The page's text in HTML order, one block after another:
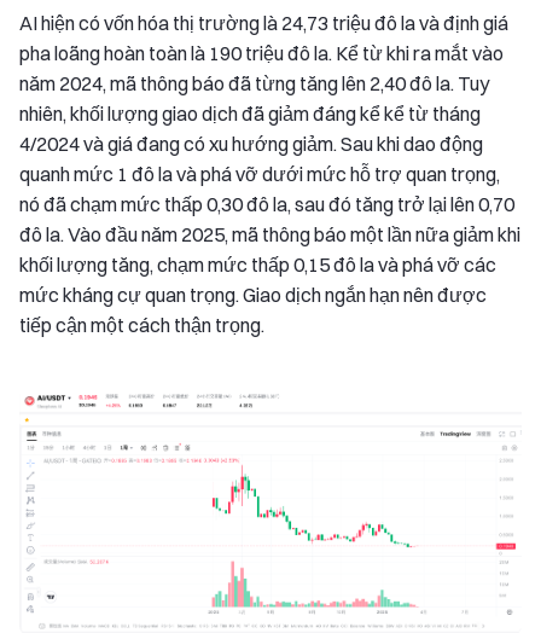
AI hiện có vốn hóa thị trường là 24,73 triệu đô la và định giá
pha loãng hoàn toàn là 190 triệu đô la. Kể từ khi ra mắt vào
năm 2024, mã thông báo đã từng tăng lên 2,40 đô la. Tuy
nhiên, khối lượng giao dịch đã giảm đáng kể kể từ tháng
4/2024 và giá đang có xu hướng giảm. Sau khi dao động
quanh mức 1 đô la và phá vỡ dưới mức hỗ trợ quan trọng,
nó đã chạm mức thấp 0,30 đô la, sau đó tăng trở lại lên 0,70
đô la. Vào đầu năm 2025, mã thông báo một lần nữa giảm khi
khối lượng tăng, chạm mức thấp 0,15 đô la và phá vỡ các
mức kháng cự quan trọng. Giao dịch ngắn hạn nên được
tiếp cận một cách thận trọng.